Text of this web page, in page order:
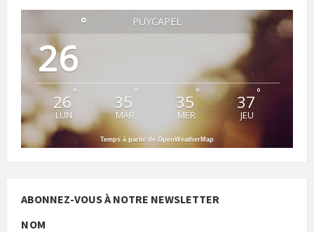
PUYCAPEL
26
°
26 °
LUN
35 °
MAR
35°
MER
37°
JEU
Temps à partir de OpenWeatherMap
ABONNEZ-VOUS À NOTRE NEWSLETTER
NOM